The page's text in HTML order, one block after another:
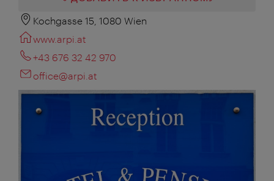
Kochgasse 15, 1080 Wien
www.arpi.at
+43 676 32 42 970
office@arpi.at